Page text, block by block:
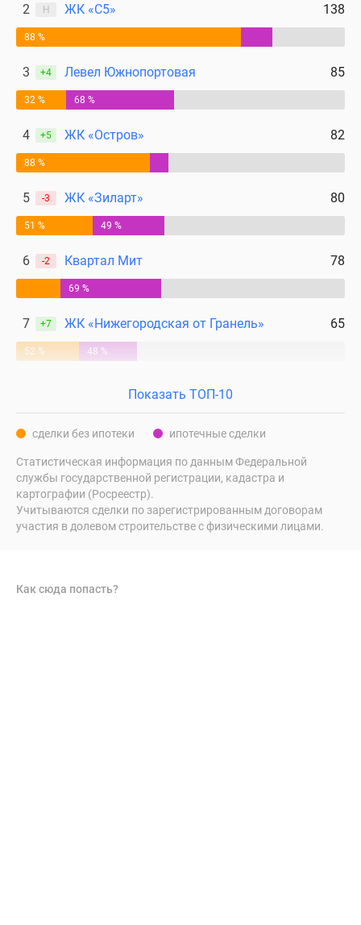
2 Н ЖК «С5» 138
88 %
3 +4 Левел Южнопортовая 85
32 % 68 %
4 +5 ЖК «Остров» 82
88 %
5 -3 ЖК «Зиларт» 80
51 % 49 %
6 -2 Квартал Мит 78
69 %
7 +7 ЖК «Нижегородская от Гранель» 65
52 % 48 %
Показать ТОП-10
сделки без ипотеки ипотечные сделки
Статистическая информация по данным Федеральной
службы государственной регистрации, кадастра и
картографии (Росреестр).
Учитываются сделки по зарегистрированным договорам
участия в долевом строительстве с физическими лицами.
Как сюда попасть?